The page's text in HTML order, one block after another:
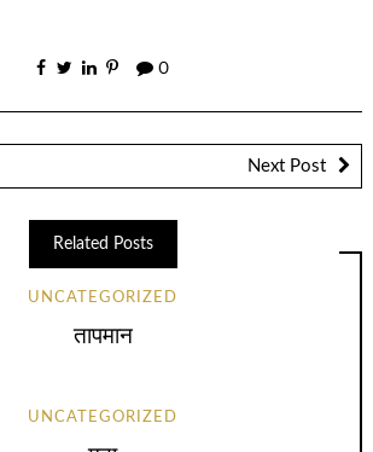
0
Next Post
Related Posts
UNCATEGORIZED
तापमान
UNCATEGORIZED